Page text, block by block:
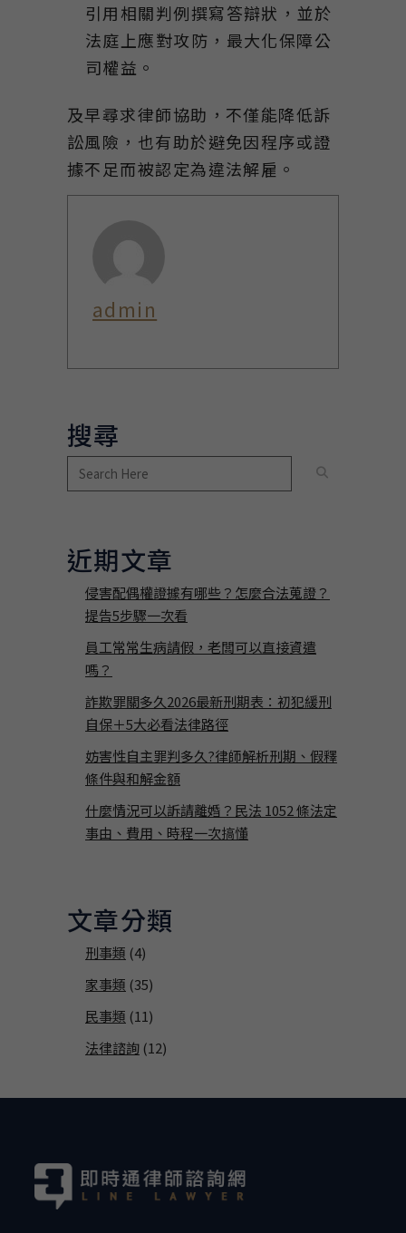
引用相關判例撰寫答辯狀，並於
法庭上應對攻防，最大化保障公
司權益。
及早尋求律師協助，不僅能降低訴
訟風險，也有助於避免因程序或證
據不足而被認定為違法解雇。
admin
搜尋
近期文章
侵害配偶權證據有哪些？怎麼合法蒐證？
提告5步驟一次看
員工常常生病請假，老闆可以直接資遣
嗎？
詐欺罪關多久2026最新刑期表：初犯緩刑
自保＋5大必看法律路徑
妨害性自主罪判多久?律師解析刑期、假釋
條件與和解金額
什麼情況可以訴請離婚？民法 1052 條法定
事由、費用、時程一次搞懂
文章分類
刑事類 (4)
家事類 (35)
民事類 (11)
法律諮詢 (12)